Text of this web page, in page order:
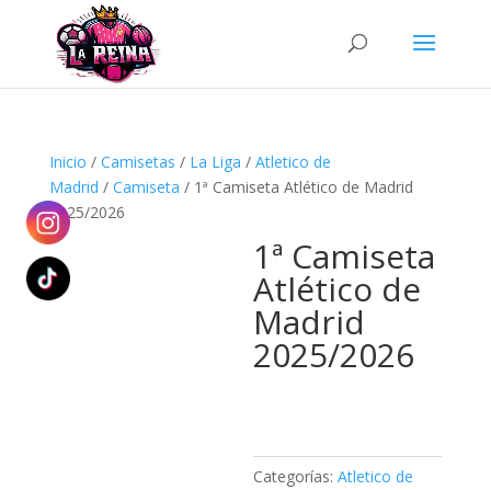
Búsqueda
productos
Inicio / Camisetas / La Liga / Atletico de
Madrid / Camiseta / 1ª Camiseta Atlético de Madrid
2025/2026
1ª Camiseta
Atlético de
Madrid
2025/2026
Categorías:Atletico de